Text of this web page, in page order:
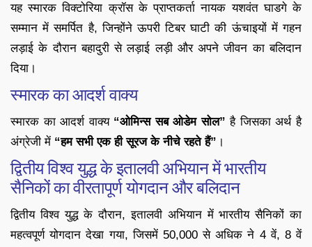
यह स्मारक विक्टोरिया क्रॉस के प्राप्तकर्ता नायक यशवंत घाडगे के
सम्मान में समर्पित है, जिन्होंने ऊपरी टिबर घाटी की ऊंचाइयों में गहन
लड़ाई के दौरान बहादुरी से लड़ाई लड़ी और अपने जीवन का बलिदान
दिया।
स्मारक का आदर्श वाक्य
स्मारक का आदर्श वाक्य “ओमिन्स सब ओडेम सोल” है जिसका अर्थ है
अंग्रेजी में “हम सभी एक ही सूरज के नीचे रहते हैं” ।
द्वितीय विश्व युद्ध के इतालवी अभियान में भारतीय
सैनिकों का वीरतापूर्ण योगदान और बलिदान
द्वितीय विश्व युद्ध के दौरान, इतालवी अभियान में भारतीय सैनिकों का
महत्वपूर्ण योगदान देखा गया, जिसमें 50,000 से अधिक ने 4 वें, 8 वें